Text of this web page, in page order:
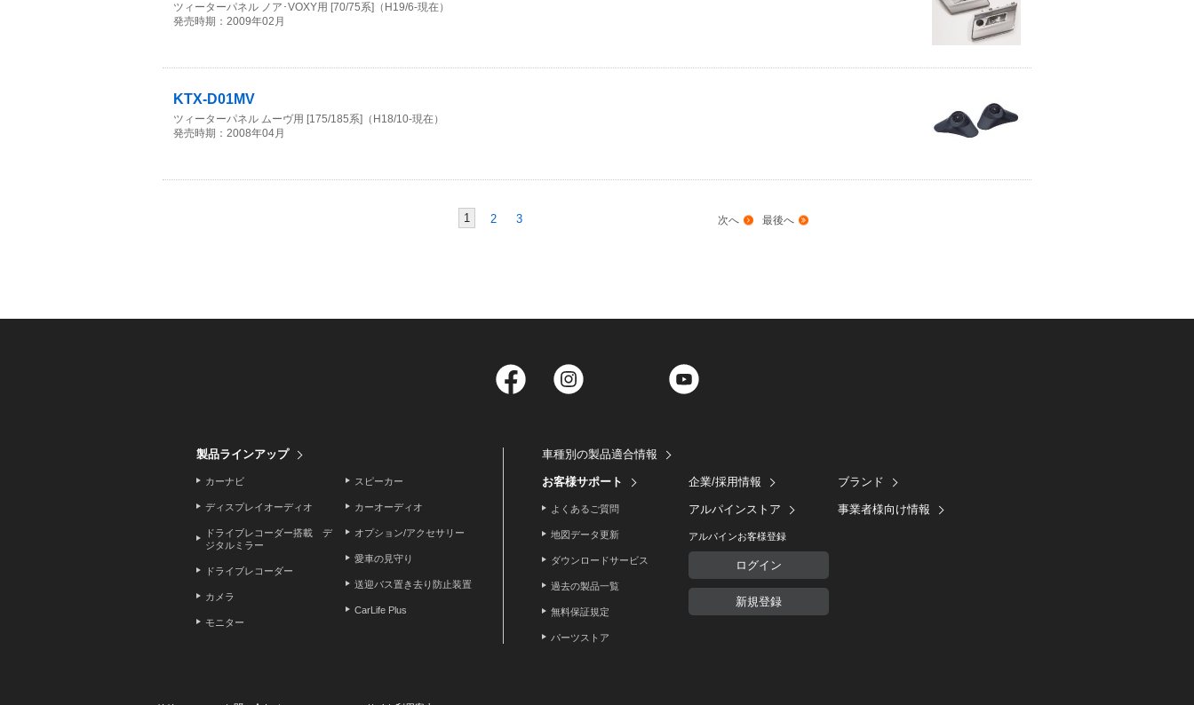
ツィーターパネル ノア･VOXY用 [70/75系]（H19/6-現在）
発売時期：2009年02月
KTX-D01MV
ツィーターパネル ムーヴ用 [175/185系]（H18/10-現在）
発売時期：2008年04月
1 2 3 最後へ
次へ
Facebook Twitter
製品ラインアップ
カーナビ
ディスプレイオーディオ
ドライブレコーダー搭載 デ
ジタルミラー
ドライブレコーダー
カメラ
モニター
スピーカー
カーオーディオ
オプション/アクセサリー
愛車の見守り
送迎バス置き去り防止装置
CarLife Plus
車種別の製品適合情報
お客様サポート
よくあるご質問
地図データ更新
ダウンロードサービス
過去の製品一覧
無料保証規定
パーツストア
企業/採用情報
アルパインストア
アルパインお客様登録
ログイン
新規登録
ブランド
事業者様向け情報